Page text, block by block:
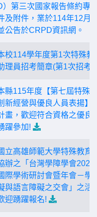
）第三次國家報告條約專
及附件，業於114年12月
公告於CRPD資訊網。
校114學年度第1次特殊教
理員招考簡章(第1次招考)
縣115年度【第七屆特殊
新經營與優良人員表揚】
畫，歡迎符合資格之優良
躍參加!
立高雄師範大學特殊教育
辦之「台灣學障學會2026
際學術研討會暨年會－學
與語言障礙之交會」之活
迎踴躍報名!